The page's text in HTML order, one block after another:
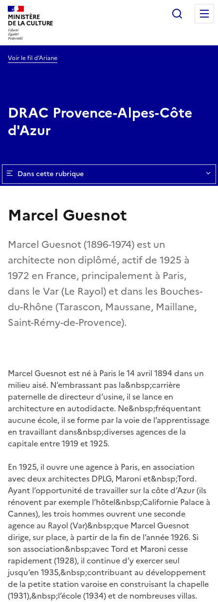
MINISTÈRE
DE LA CULTURE
Voir le fil d’Ariane
DRAC Provence-Alpes-Côte
d'Azur
Dans cette rubrique
Marcel Guesnot
Marcel Guesnot (1896-1974) est un
architecte non diplômé, actif de 1925 à
1972 en France, principalement à Paris,
dans le Var (Le Rayol) et dans les Bouches-
du-Rhône (Tarascon, Maussane, Maillane,
Saint-Rémy-de-Provence).
Marcel Guesnot est né à Paris le 14 avril 1894 dans un
milieu aisé. N’embrassant pas la&nbsp;carrière
paternelle de directeur d’usine, il se lance en
architecture en autodidacte. Ne&nbsp;fréquentant
aucune école, il se forme par la voie de l’apprentissage
en travaillant dans&nbsp;diverses agences de la
capitale entre 1919 et 1925.
En 1925, il ouvre une agence à Paris, en association
avec deux architectes DPLG, Maroni et&nbsp;Tord.
Ayant l’opportunité de travailler sur la côte d’Azur (ils
rénovent par exemple l’hôtel&nbsp;Californie Palace à
Cannes), les trois hommes ouvrent une seconde
agence au Rayol (Var)&nbsp;que Marcel Guesnot
dirige, sur place, à partir de la fin de l’année 1926. Si
son association&nbsp;avec Tord et Maroni cesse
rapidement (1928), il continue d’y exercer seul
jusqu’en 1935,&nbsp;contribuant au développement
de la petite station varoise en construisant la chapelle
(1931),&nbsp;l’école (1934) et de nombreuses villas.